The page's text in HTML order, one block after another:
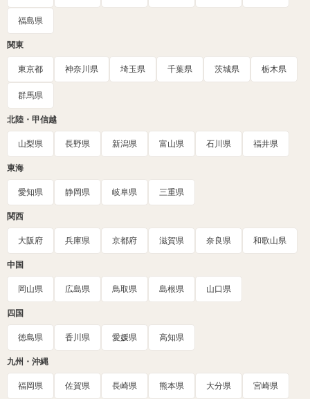
福島県
関東
東京都 神奈川県 埼玉県 千葉県 茨城県 栃木県
群馬県
北陸・甲信越
山梨県 長野県 新潟県 富山県 石川県 福井県
東海
愛知県 静岡県 岐阜県 三重県
関西
大阪府 兵庫県 京都府 滋賀県 奈良県 和歌山県
中国
岡山県 広島県 鳥取県 島根県 山口県
四国
徳島県 香川県 愛媛県 高知県
九州・沖縄
福岡県 佐賀県 長崎県 熊本県 大分県 宮崎県